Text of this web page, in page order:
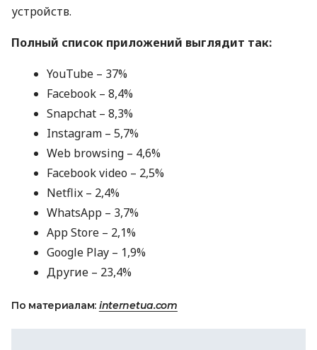
устройств.
Полный список приложений выглядит так:
YouTube – 37%
Facebook – 8,4%
Snapchat – 8,3%
Instagram – 5,7%
Web browsing – 4,6%
Facebook video – 2,5%
Netflix – 2,4%
WhatsApp – 3,7%
App Store – 2,1%
Google Play – 1,9%
Другие – 23,4%
По материалам: internetua.com